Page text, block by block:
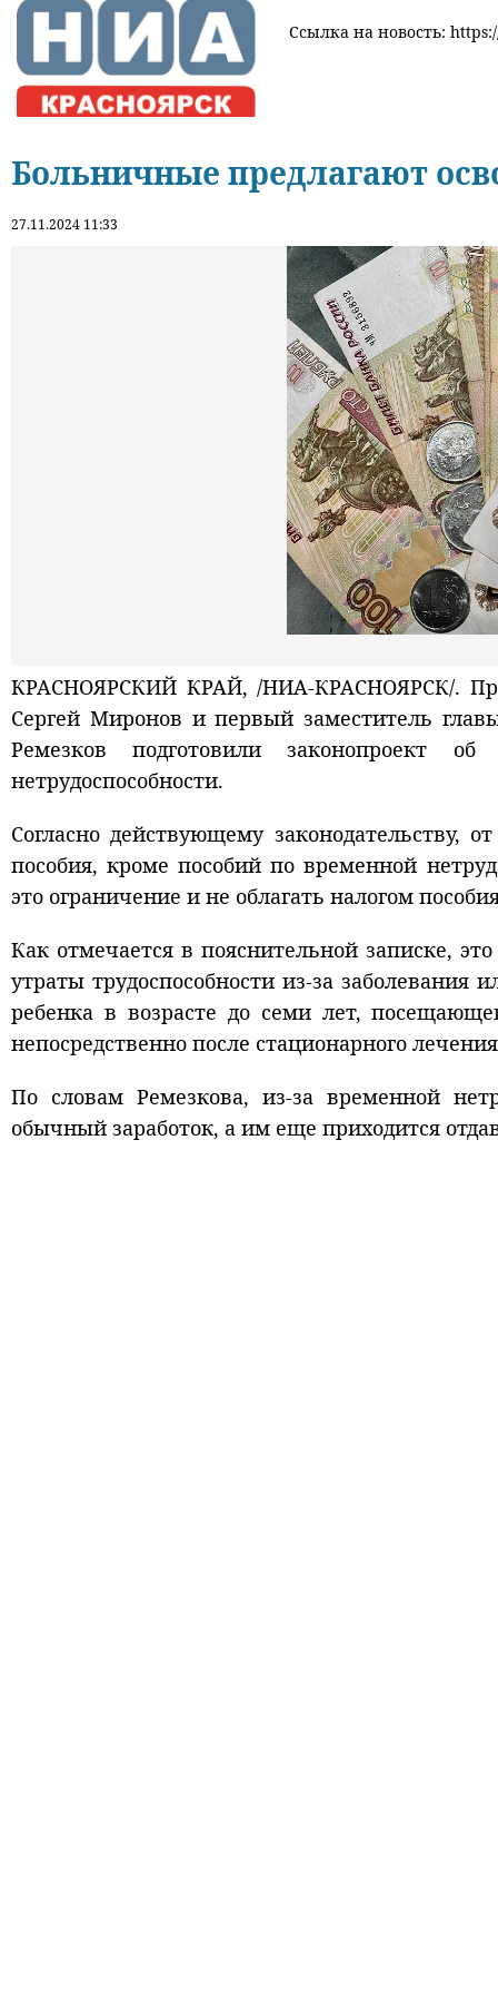
Ссылка на новость:
Больничные предлагают
27.11.2024 11:33
КРАСНОЯРСКИЙ КРАЙ, /НИА-КРАСНОЯРСК/.
Сергей Миронов и первый заместитель
Ремезков подготовили законопроект
нетрудоспособности.
Согласно действующему законодательству,
пособия, кроме пособий по временной
это ограничение и не облагать налогом
Как отмечается в пояснительной записке,
утраты трудоспособности из-за
ребенка в возрасте до семи лет,
непосредственно после стационарного
По словам Ремезкова, из-за временной
обычный заработок, а им еще приходится